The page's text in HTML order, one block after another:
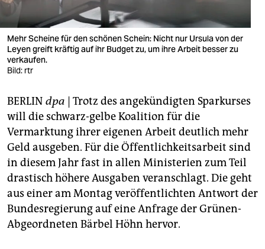
verlag
veranstaltungen
shop
unterstützen
abo
genossenschaft
epaper login
Mehr Scheine für den schönen Schein: Nicht nur Ursula von der
Leyen greift kräftig auf ihr Budget zu, um ihre Arbeit besser zu
verkaufen.
Bild: rtr
BERLIN dpa | Trotz des angekündigten Sparkurses
will die schwarz-gelbe Koalition für die
Vermarktung ihrer eigenen Arbeit deutlich mehr
Geld ausgeben. Für die Öffentlichkeitsarbeit sind
in diesem Jahr fast in allen Ministerien zum Teil
drastisch höhere Ausgaben veranschlagt. Die geht
aus einer am Montag veröffentlichten Antwort der
Bundesregierung auf eine Anfrage der Grünen-
Abgeordneten Bärbel Höhn hervor.